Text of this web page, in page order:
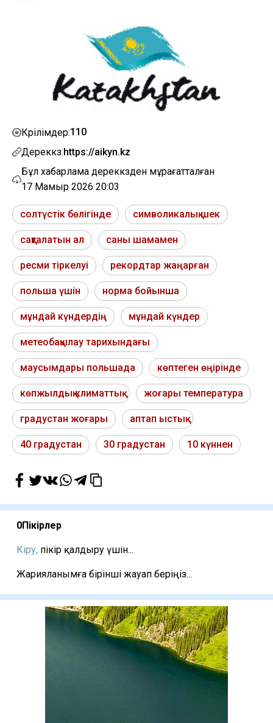
Көрілімдер:110
Дереккөз:https://aikyn.kz
Бұл хабарлама дереккөзден мұрағатталған
17 Мамыр 2026 20:03
солтүстік бөлігінде символикалық шек
сақталатын ал саны шамамен
ресми тіркелуі рекордтар жаңарған
польша үшін норма бойынша
мұндай күндердің мұндай күндер
метеобақылау тарихындағы
маусымдары польшада көптеген өңірінде
көпжылдық климаттық жоғары температура
градустан жоғары аптап ыстық
40 градустан 30 градустан 10 күннен
0Пікірлер
Кіру, пікір қалдыру үшін...
Жарияланымға бірінші жауап беріңіз...